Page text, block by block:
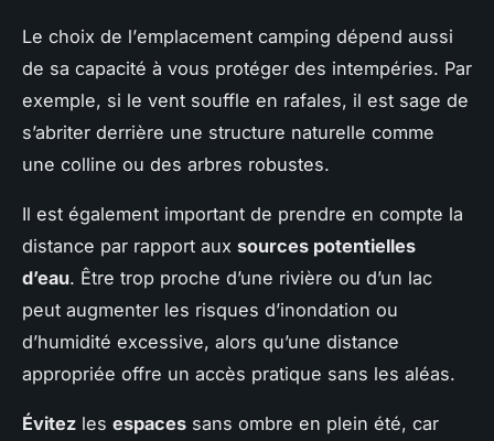
Le choix de l’emplacement camping dépend aussi
de sa capacité à vous protéger des intempéries. Par
exemple, si le vent souffle en rafales, il est sage de
s’abriter derrière une structure naturelle comme
une colline ou des arbres robustes.
Il est également important de prendre en compte la
distance par rapport aux sources potentielles
d’eau. Être trop proche d’une rivière ou d’un lac
peut augmenter les risques d’inondation ou
d’humidité excessive, alors qu’une distance
appropriée offre un accès pratique sans les aléas.
Évitez les espaces sans ombre en plein été, car